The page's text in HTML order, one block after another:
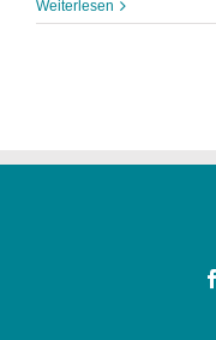
Weiterlesen